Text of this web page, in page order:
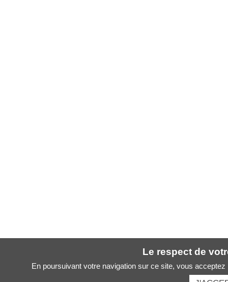
Le respect de
En poursuivant votre navigation sur ce site, vous